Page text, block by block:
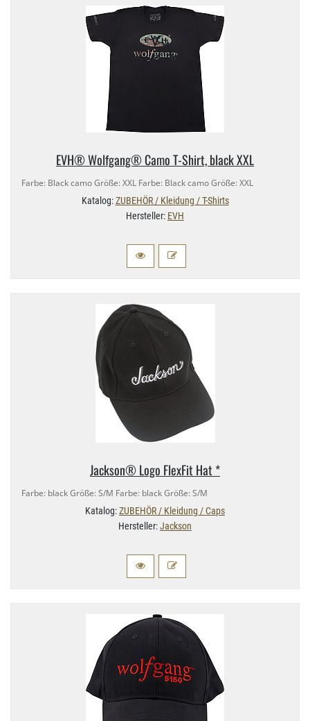
EVH® Wolfgang® Camo T-​Shirt, black XXL
Farbe: Black camo Größe: XXL Farbe: Black camo Größe: XXL
Katalog:ZUBEHÖR / Kleidung / T-Shirts
Hersteller: EVH
Jackson® Logo FlexFit Hat *
Farbe: black Größe: S/​M Farbe: black Größe: S/​M
Katalog:ZUBEHÖR / Kleidung / Caps
Hersteller:Jackson